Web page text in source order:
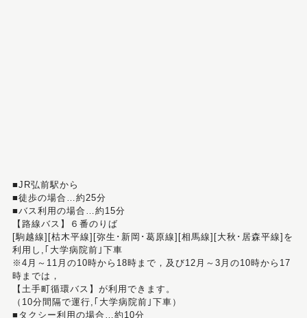
■JR弘前駅から
■徒歩の場合…約25分
■バス利用の場合…約15分
【路線バス】６番のりば
[駒越線][枯木平線][弥生･新岡･葛原線][相馬線][大秋･居森平線]を
利用し,｢大学病院前｣下車
※4月～11月の10時から18時まで，及び12月～3月の10時から17
時までは，
【土手町循環バス】が利用できます。
（10分間隔で運行,｢大学病院前｣下車）
■タクシー利用の場合…約10分